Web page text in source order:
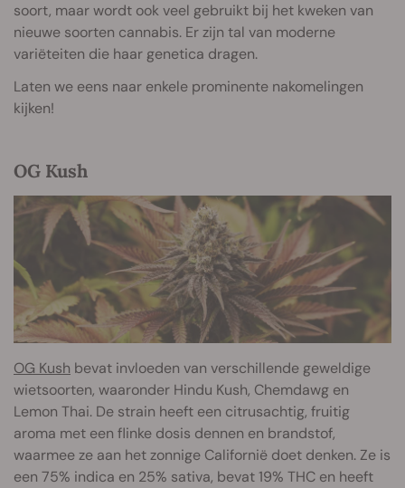
soort, maar wordt ook veel gebruikt bij het kweken van
nieuwe soorten cannabis. Er zijn tal van moderne
variëteiten die haar genetica dragen.
Laten we eens naar enkele prominente nakomelingen
kijken!
OG Kush
OG Kush bevat invloeden van verschillende geweldige
wietsoorten, waaronder Hindu Kush, Chemdawg en
Lemon Thai. De strain heeft een citrusachtig, fruitig
aroma met een flinke dosis dennen en brandstof,
waarmee ze aan het zonnige Californië doet denken. Ze is
een 75% indica en 25% sativa, bevat 19% THC en heeft